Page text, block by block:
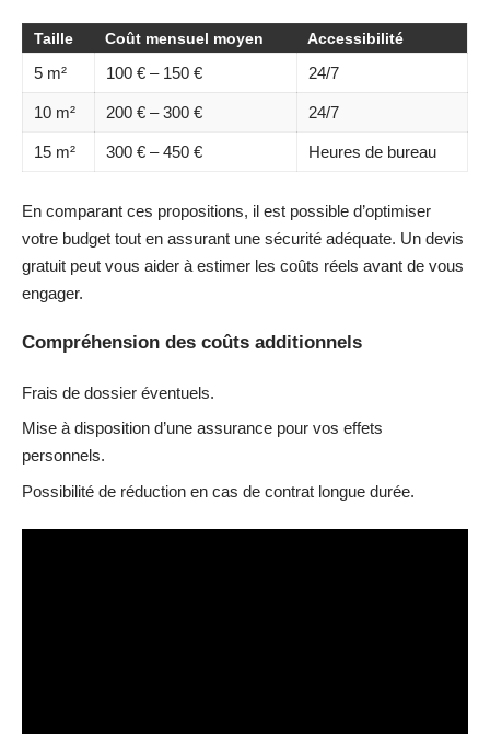
Taille Coût mensuel moyen Accessibilité
5 m² 100 € – 150 € 24/7
10 m² 200 € – 300 € 24/7
15 m² 300 € – 450 € Heures de bureau
En comparant ces propositions, il est possible d’optimiser
votre budget tout en assurant une sécurité adéquate. Un devis
gratuit peut vous aider à estimer les coûts réels avant de vous
engager.
Compréhension des coûts additionnels
Frais de dossier éventuels.
Mise à disposition d’une assurance pour vos effets
personnels.
Possibilité de réduction en cas de contrat longue durée.